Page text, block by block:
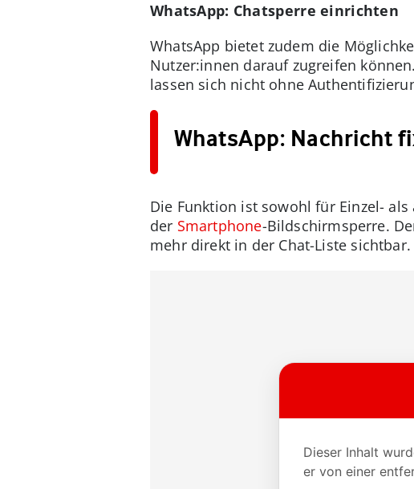
WhatsApp: Chatsperre einrichten
WhatsApp bietet zudem die
Nutzer:innen darauf zugreifen
lassen sich nicht ohne
WhatsApp: Nachricht
Die Funktion ist sowohl für Einzel-
der Smartphone-Bildschirmsperre.
mehr direkt in der Chat-Liste sichtbar.